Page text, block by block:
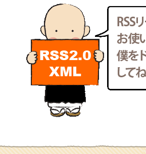
2011年7月(18)
2011年6月
2011年5月
(15)
2011年4月(17)
2011年3月(15)
2011年2月
2011年1月(22)
2010年12月(21)
2010年11月
2010年10月(13)
(16)
2010年6月(18)
新聞屋の道具箱
新聞社で使われる用語の解説など
makotoさんの御符内巡礼記
東京の巡礼記です
POLYHEDON
いろいろなことが書いてあるよ
bunchan
あちこち行って！
目白鍼灸院
日本人の繊細な体質にあわせた、やさしく
ほうげん日記